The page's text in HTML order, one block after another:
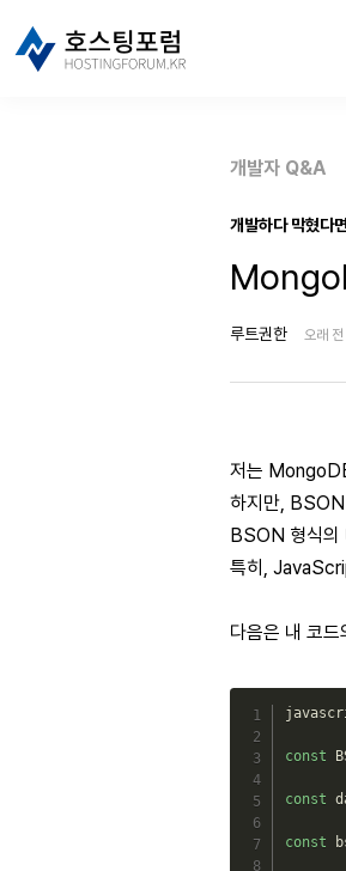
개발자 Q&A
개발하다 막혔다
루트권한 오래 전
저는
하지만, BSON
BSON 형식의
특히,
다음은 내 코
const
const
const